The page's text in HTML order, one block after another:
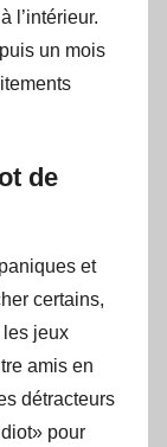
l’intérieur.
un mois
de
et
certains,
les jeux
amis en
détracteurs
pour